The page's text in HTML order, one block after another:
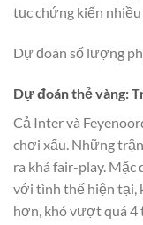
tục chứng kiến
Dự đoán số lượng
Dự đoán thẻ vàng:
Cả Inter và
chơi xấu. Những
ra khá fair-play.
với tình thế hiện tại,
hơn, khó vượt quá 4